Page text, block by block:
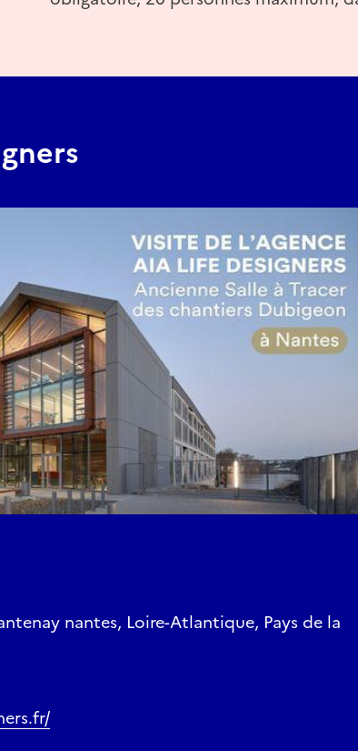
nantes, Loire-Atlantique, Pays de la